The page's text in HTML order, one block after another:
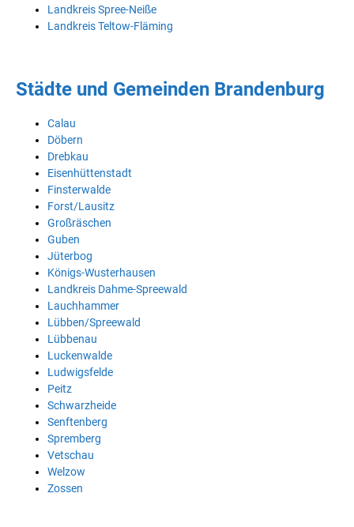
Landkreis Spree-Neiße
Landkreis Teltow-Fläming
Städte und Gemeinden Brandenburg
Calau
Döbern
Drebkau
Eisenhüttenstadt
Finsterwalde
Forst/Lausitz
Großräschen
Guben
Jüterbog
Königs-Wusterhausen
Landkreis Dahme-Spreewald
Lauchhammer
Lübben/Spreewald
Lübbenau
Luckenwalde
Ludwigsfelde
Peitz
Schwarzheide
Senftenberg
Spremberg
Vetschau
Welzow
Zossen